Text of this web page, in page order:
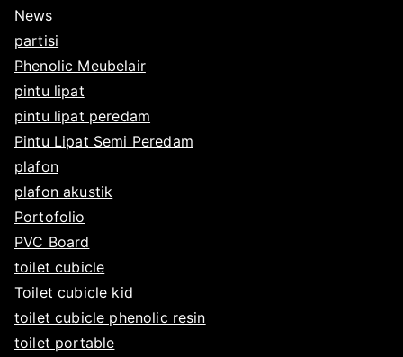
News
partisi
Phenolic Meubelair
pintu lipat
pintu lipat peredam
Pintu Lipat Semi Peredam
plafon
plafon akustik
Portofolio
PVC Board
toilet cubicle
Toilet cubicle kid
toilet cubicle phenolic resin
toilet portable